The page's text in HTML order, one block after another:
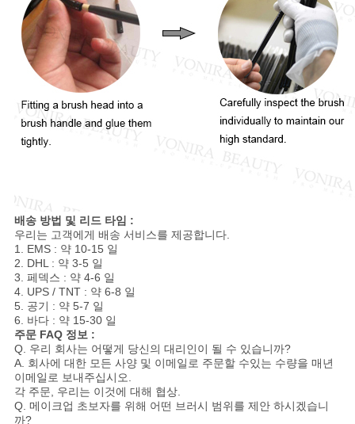
배송 방법 및 리드 타임 :
우리는 고객에게 배송 서비스를 제공합니다.
1. EMS : 약 10-15 일
2. DHL : 약 3-5 일
3. 페덱스 : 약 4-6 일
4. UPS / TNT : 약 6-8 일
5. 공기 : 약 5-7 일
6. 바다 : 약 15-30 일
주문 FAQ 정보 :
Q. 우리 회사는 어떻게 당신의 대리인이 될 수 있습니까?
A. 회사에 대한 모든 사양 및 이메일로 주문할 수있는 수량을 매년
이메일로 보내주십시오.
각 주문, 우리는 이것에 대해 협상.
Q. 메이크업 초보자를 위해 어떤 브러시 범위를 제안 하시겠습니
까?